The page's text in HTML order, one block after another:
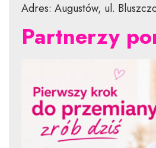
Adres: Augustów, ul.
Partnerzy